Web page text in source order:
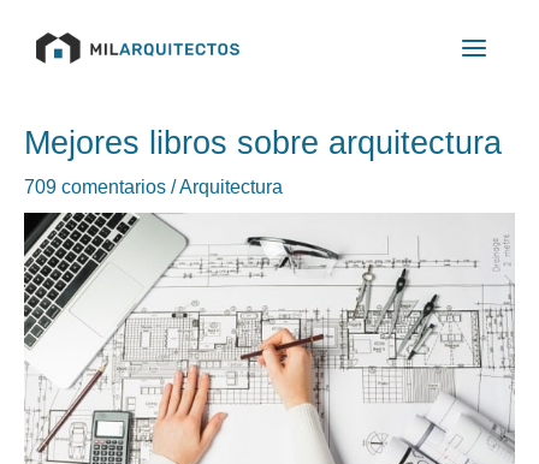
Mejores libros sobre arquitectura
709 comentarios /Arquitectura
de
entradas